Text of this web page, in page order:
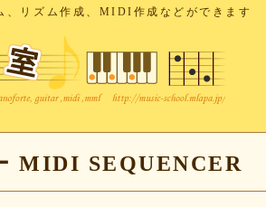
リズム作成、MIDI作成などができます
MIDI SEQUENCER